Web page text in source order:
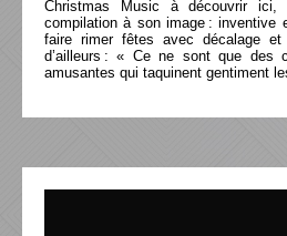
Christmas Music à découvrir ici,
compilation à son image : inventive
faire rimer fêtes avec décalage et
d’ailleurs : « Ce ne sont que des
amusantes qui taquinent gentiment